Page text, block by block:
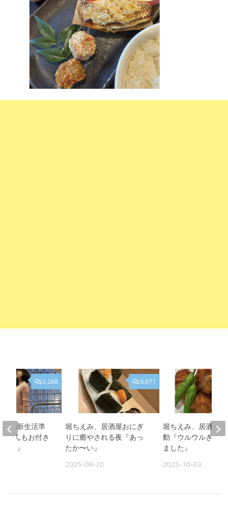
9,671
堀ちえみ、居酒屋おにぎ
りに癒やされる夜『あっ
たか〜い』
2025-08-20
堀ちえみ、居酒屋
動『ウルウルきて
ました』
2025-10-03
2,268
娘の新生活準
くんもお付き
う』